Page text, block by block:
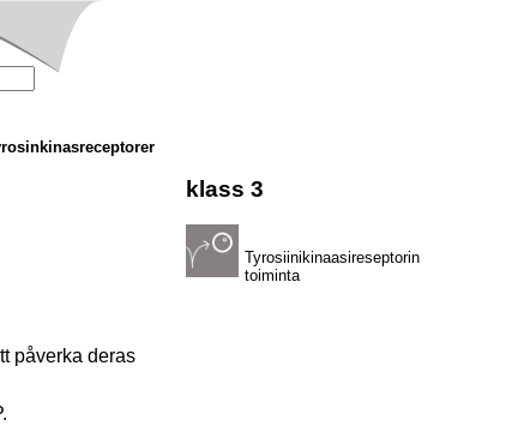
klass 3
Tyrosiinikinaasireseptorin
toiminta
påverka deras